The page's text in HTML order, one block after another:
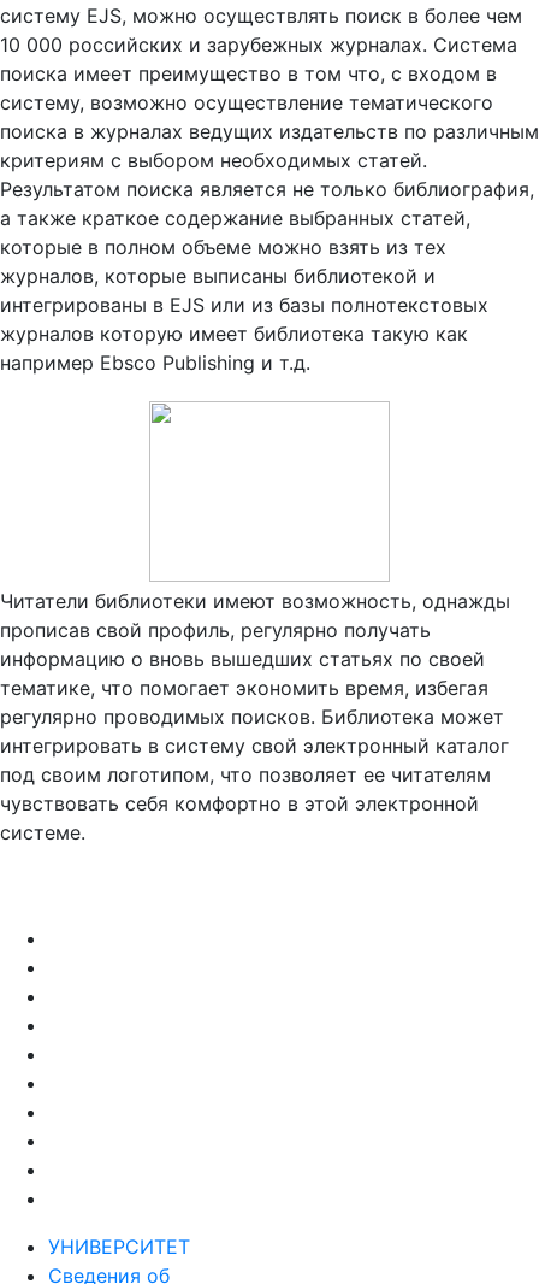
систему EJS, можно осуществлять поиск в более чем
10 000 российских и зарубежных журналах. Система
поиска имеет преимущество в том что, с входом в
систему, возможно осуществление тематического
поиска в журналах ведущих издательств по различным
критериям с выбором необходимых статей.
Результатом поиска является не только библиография,
а также краткое содержание выбранных статей,
которые в полном объеме можно взять из тех
журналов, которые выписаны библиотекой и
интегрированы в EJS или из базы полнотекстовых
журналов которую имеет библиотека такую как
например Ebsco Publishing и т.д.
Читатели библиотеки имеют возможность, однажды
прописав свой профиль, регулярно получать
информацию о вновь вышедших статьях по своей
тематике, что помогает экономить время, избегая
регулярно проводимых поисков. Библиотека может
интегрировать в систему свой электронный каталог
под своим логотипом, что позволяет ее читателям
чувствовать себя комфортно в этой электронной
системе.
УНИВЕРСИТЕТ
Сведения об